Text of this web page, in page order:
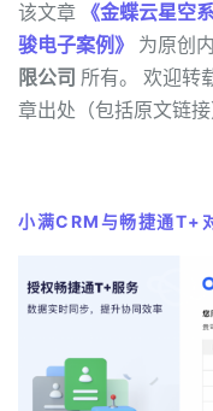
该文章 《金蝶云星空
骏电子案例》 为原创
限公司 所有。 欢迎转
章出处（包括原文链
小满CRM与畅捷通T+